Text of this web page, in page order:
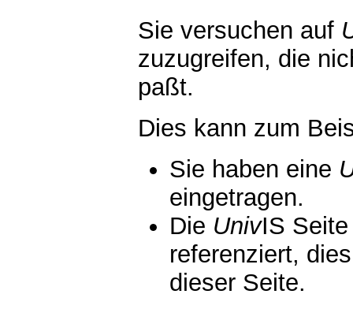
Sie versuchen auf
zuzugreifen, die
paßt.
Dies kann zum
Sie haben eine
eingetragen.
Die UnivIS
referenziert,
dieser Seite.